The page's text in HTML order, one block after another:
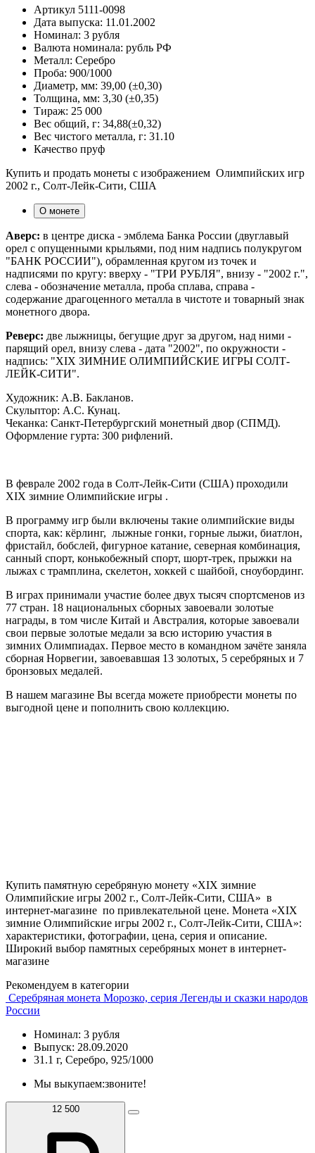
Артикул 5111-0098
Дата выпуска: 11.01.2002
Номинал: 3 рубля
Валюта номинала: рубль РФ
Металл: Серебро
Проба: 900/1000
Диаметр, мм: 39,00 (±0,30)
Толщина, мм: 3,30 (±0,35)
Тираж: 25 000
Вес общий, г: 34,88(±0,32)
Вес чистого металла, г: 31.10
Качество пруф
Купить и продать монеты с изображением Олимпийских игр
2002 г., Солт-Лейк-Сити, США
О монете
Аверс: в центре диска - эмблема Банка России (двуглавый
орел с опущенными крыльями, под ним надпись полукругом
"БАНК РОССИИ"), обрамленная кругом из точек и
надписями по кругу: вверху - "ТРИ РУБЛЯ", внизу - "2002 г.",
слева - обозначение металла, проба сплава, справа -
содержание драгоценного металла в чистоте и товарный знак
монетного двора.
Реверс: две лыжницы, бегущие друг за другом, над ними -
парящий орел, внизу слева - дата "2002", по окружности -
надпись: "XIX ЗИМНИЕ ОЛИМПИЙСКИЕ ИГРЫ СОЛТ-
ЛЕЙК-СИТИ".
Художник: А.В. Бакланов.
Скульптор: А.С. Кунац.
Чеканка: Санкт-Петербургский монетный двор (СПМД).
Оформление гурта: 300 рифлений.
В феврале 2002 года в Солт-Лейк-Сити (США) проходили
XIX зимние Олимпийские игры .
В программу игр были включены такие олимпийские виды
спорта, как: кёрлинг, лыжные гонки, горные лыжи, биатлон,
фристайл, бобслей, фигурное катание, северная комбинация,
санный спорт, конькобежный спорт, шорт-трек, прыжки на
лыжах с трамплина, скелетон, хоккей с шайбой, сноубординг.
В играх принимали участие более двух тысяч спортсменов из
77 стран. 18 национальных сборных завоевали золотые
награды, в том числе Китай и Австралия, которые завоевали
свои первые золотые медали за всю историю участия в
зимних Олимпиадах. Первое место в командном зачёте заняла
сборная Норвегии, завоевавшая 13 золотых, 5 серебряных и 7
бронзовых медалей.
В нашем магазине Вы всегда можете приобрести монеты по
выгодной цене и пополнить свою коллекцию.
Купить памятную серебряную монету «XIX зимние
Олимпийские игры 2002 г., Солт-Лейк-Сити, США» в
интернет-магазине по привлекательной цене. Монета «XIX
зимние Олимпийские игры 2002 г., Солт-Лейк-Сити, США»:
характеристики, фотографии, цена, серия и описание.
Широкий выбор памятных серебряных монет в интернет-
магазине
Рекомендуем в категории
Серебряная монета Морозко, серия Легенды и сказки народов
России
Номинал: 3 рубля
Выпуск: 28.09.2020
31.1 г, Серебро, 925/1000
Мы выкупаем:звоните!
12 500